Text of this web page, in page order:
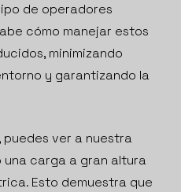
de operadores
cómo manejar estos
minimizando
y garantizando la
ver a nuestra
carga a gran altura
Esto demuestra que